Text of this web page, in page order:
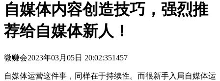
自媒体内容创造技巧，强烈推
荐给自媒体新人！
微赚会2023年03月05日 20:02:351457
自媒体运营这件事，同样在于持续性。而很新手入局自媒体运